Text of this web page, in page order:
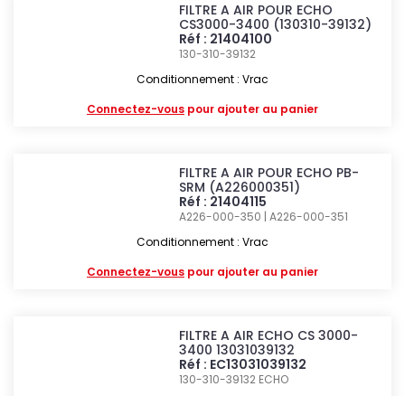
FILTRE A AIR POUR ECHO
CS3000-3400 (130310-39132)
Réf : 21404100
130-310-39132
Conditionnement : Vrac
Connectez-vous pour ajouter au panier
FILTRE A AIR POUR ECHO PB-
SRM (A226000351)
Réf : 21404115
A226-000-350 | A226-000-351
Conditionnement : Vrac
Connectez-vous pour ajouter au panier
FILTRE A AIR ECHO CS 3000-
3400 13031039132
Réf : EC13031039132
130-310-39132 ECHO